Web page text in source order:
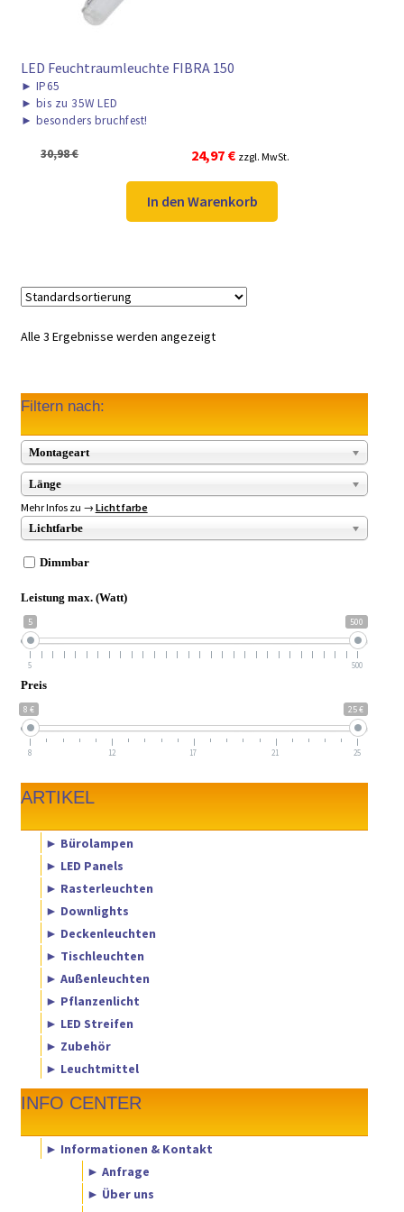
LED Feuchtraumleuchte FIBRA 150
► IP65
► bis zu 35W LED
► besonders bruchfest!
30,98€
Ursprünglicher
Preis
war:
30,98 €
24,97 €Aktueller
Preis
ist:
24,97 €.
zzgl. MwSt.
In den Warenkorb
Alle 3 Ergebnisse werden angezeigt
Filtern nach:
Montageart
Länge
Mehr Infos zu → Lichtfarbe
Lichtfarbe
Dimmbar
Leistung max. (Watt)
5 500
5 500
Preis
8 € 25 €
8 12 17 21 25
ARTIKEL
► Bürolampen
► LED Panels
► Rasterleuchten
► Downlights
► Deckenleuchten
► Tischleuchten
► Außenleuchten
► Pflanzenlicht
► LED Streifen
► Zubehör
► Leuchtmittel
INFO CENTER
► Informationen & Kontakt
► Anfrage
► Über uns